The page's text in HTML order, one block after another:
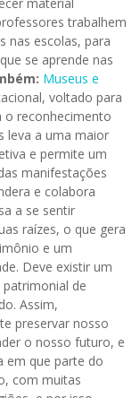
trabalhem
nas escolas, para
se aprende nas
Museus e
voltado para
o reconhecimento
leva a uma maior
e permite um
manifestações
e colabora
a se sentir
raízes, o que gera
e um
Deve existir um
de
Assim,
preservar nosso
o nosso futuro, e
em que parte do
com muitas